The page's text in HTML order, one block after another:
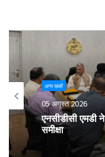
अन्य खबरें
05 अगस्त 2026
एनसीडीसी एमडी
समीक्षा